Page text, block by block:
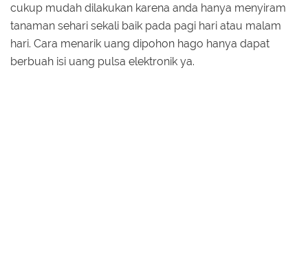
cukup mudah dilakukan karena anda hanya menyiram
tanaman sehari sekali baik pada pagi hari atau malam
hari. Cara menarik uang dipohon hago hanya dapat
berbuah isi uang pulsa elektronik ya.